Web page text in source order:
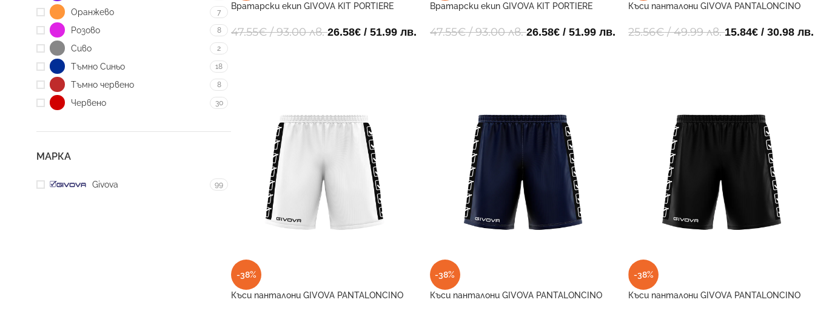
Оранжево 7
Розово 8
Сиво 2
Тъмно Синьо 18
Тъмно червено 8
Червено 30
МАРКА
Givova 99
Вратарски екип GIVOVA KIT PORTIERE
47.55€/ 93.00 лв.26.58€ / 51.99 лв.
Вратарски екип GIVOVA KIT PORTIERE
47.55€/ 93.00 лв.26.58€/ 51.99 лв.
Къси панталони GIVOVA PANTALONCINO
25.56€/ 49.99 лв.15.84€ / 30.98 лв.
-38%
Къси панталони GIVOVA PANTALONCINO
-38%
Къси панталони GIVOVA PANTALONCINO
-38%
Къси панталони GIVOVA PANTALONCINO